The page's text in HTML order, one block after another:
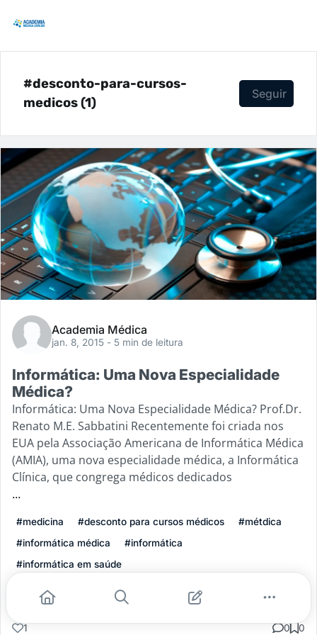
#desconto-para-cursos-
medicos (1)
Seguir
Academia Médica
jan. 8, 2015 - 5 min de leitura
Informática: Uma Nova Especialidade
Médica?
Informática: Uma Nova Especialidade Médica? Prof.Dr.
Renato M.E. Sabbatini Recentemente foi criada nos
EUA pela Associação Americana de Informática Médica
(AMIA), uma nova especialidade médica, a Informática
Clínica, que congrega médicos dedicados
...
#medicina #desconto para cursos médicos
#métdica
#informática médica
#informática
#informática em saúde
Leia mais
1 0 0